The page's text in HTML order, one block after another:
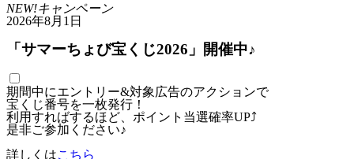
NEW!キャンペーン
2026年8月1日
「サマーちょび宝くじ2026」開催中♪
期間中にエントリー&対象広告のアクションで
宝くじ番号を一枚発行！
利用すればするほど、ポイント当選確率UP⤴
是非ご参加ください♪
詳しくはこちら